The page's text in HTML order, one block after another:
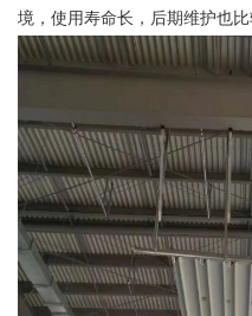
境，使用寿命长，后期维护也比